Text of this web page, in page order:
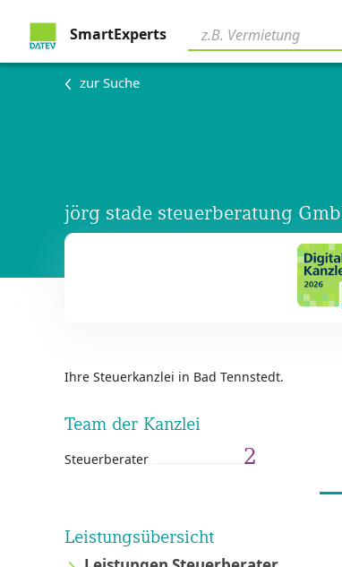
SmartExperts
zur Suche
jörg stade steuerberatung
Ihre Steuerkanzlei in Bad Tennstedt.
Team der Kanzlei
Steuerberater 2
Leistungsübersicht